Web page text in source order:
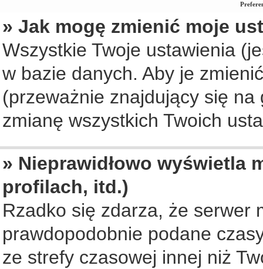
» Jak mogę zmienić moje
Wszystkie Twoje ustawienia
w bazie danych. Aby je
(przeważnie znajdujący się
zmianę wszystkich Twoich
» Nieprawidłowo wyświetla
profilach, itd.)
Rzadko się zdarza, że serwer
prawdopodobnie podane
ze strefy czasowej innej niż